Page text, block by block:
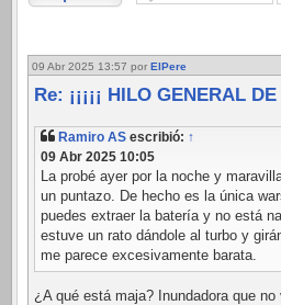
09 Abr 2025 13:57 por ElPere
Re: ¡¡¡¡¡ HILO GENERAL
Ramiro AS escribió: ↑
09 Abr 2025 10:05
La probé ayer por la noche y
un puntazo. De hecho es la única
puedes extraer la batería y no está
estuve un rato dándole al turbo y
me parece excesivamente barata.
¿A qué está maja? Inundadora que